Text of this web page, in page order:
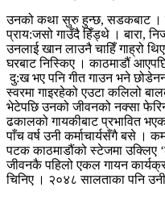
उनको कथा सुरु हुन्छ, सडकबाट ।
प्राय:जसो गाउँदै हिँड्थे । बारा,
उनलाई खान लाउनै चाहिँ गाह्रो
घरबाट निस्किए । काठमाडौं
दु:ख भए पनि गीत गाउन भने
स्वरमा गाइरहेको एउटा कलिलो
भेटेपछि उनको जीवनको नक्सा
ढकालको गायकीबाट प्रभावित
पाँच वर्ष उनी कर्माचार्यसँगै बसे ।
पटक काठमाडौंको स्टेजमा उक्लिए
जीवनकै पहिलो एकल गायन
चिनिए । २०४८ सालताका पनि